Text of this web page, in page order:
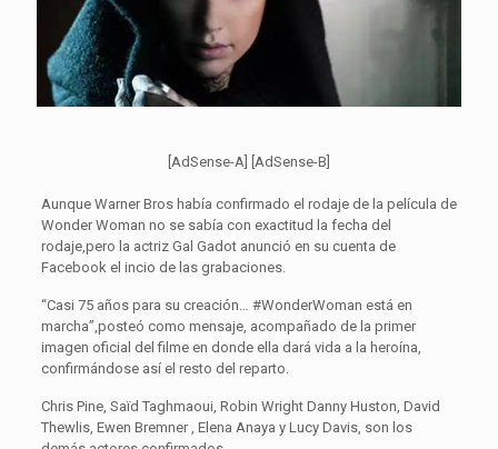
[AdSense-A] [AdSense-B]
Aunque Warner Bros había confirmado el rodaje de la película de
Wonder Woman no se sabía con exactitud la fecha del
rodaje,pero la actriz Gal Gadot anunció en su cuenta de
Facebook el incio de las grabaciones.
“Casi 75 años para su creación… #WonderWoman está en
marcha”,posteó como mensaje, acompañado de la primer
imagen oficial del filme en donde ella dará vida a la heroína,
confirmándose así el resto del reparto.
Chris Pine, Saïd Taghmaoui, Robin Wright Danny Huston, David
Thewlis, Ewen Bremner , Elena Anaya y Lucy Davis, son los